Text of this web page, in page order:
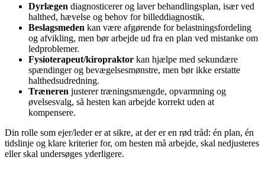
Dyrlægen diagnosticerer og laver behandlingsplan, især ved
halthed, hævelse og behov for billeddiagnostik.
Beslagsmeden kan være afgørende for belastningsfordeling
og afvikling, men bør arbejde ud fra en plan ved mistanke om
ledproblemer.
Fysioterapeut/kiropraktor kan hjælpe med sekundære
spændinger og bevægelsesmønstre, men bør ikke erstatte
halthedsudredning.
Træneren justerer træningsmængde, opvarmning og
øvelsesvalg, så hesten kan arbejde korrekt uden at
kompensere.
Din rolle som ejer/leder er at sikre, at der er en rød tråd: én plan, én
tidslinje og klare kriterier for, om hesten må arbejde, skal nedjusteres
eller skal undersøges yderligere.